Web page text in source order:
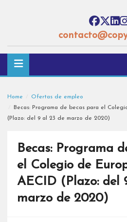
Home
Ofertas de empleo
Becas: Programa de becas para el
(Plazo: del 9 al 23 de marzo de 2020)
Becas: Programa
el Colegio de
AECID (Plazo: del
marzo de 2020)